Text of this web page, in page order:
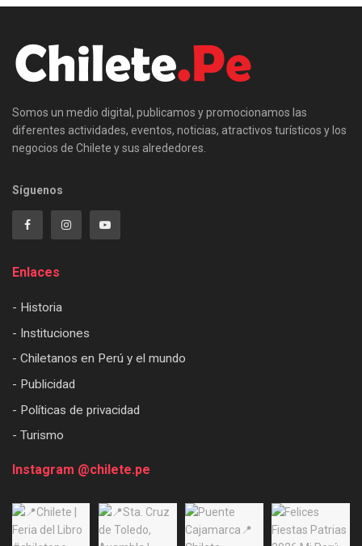
Somos un medio digital, publicamos y promocionamos las
diferentes actividades, eventos, noticias, atractivos turísticos y los
negocios de Chilete y sus alrededores.
Síguenos
Enlaces
- Historia
- Instituciones
- Chiletanos en Perú y el mundo
- Publicidad
- Políticas de privacidad
- Turismo
Instagram @chilete.pe